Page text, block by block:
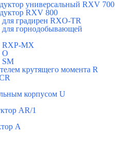
универсальный RXV 700
RXV 800
градирен RXO-TR
для горнодобывающей
RXP-MX
О
SM
крутящего момента R
корпусом U
AR/1
А